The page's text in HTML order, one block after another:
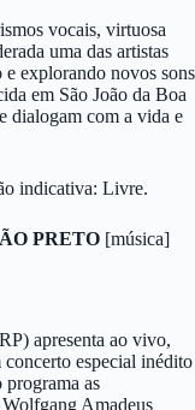
vocais, virtuosa
uma das artistas
e explorando novos sons
em São João da Boa
dialogam com a vida e
indicativa: Livre.
PRETO [música]
apresenta ao vivo,
especial inédito
programa as
Amadeus